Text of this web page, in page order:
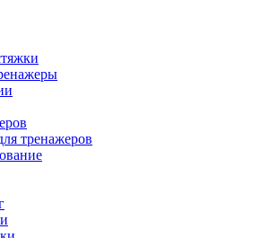
тренажеров